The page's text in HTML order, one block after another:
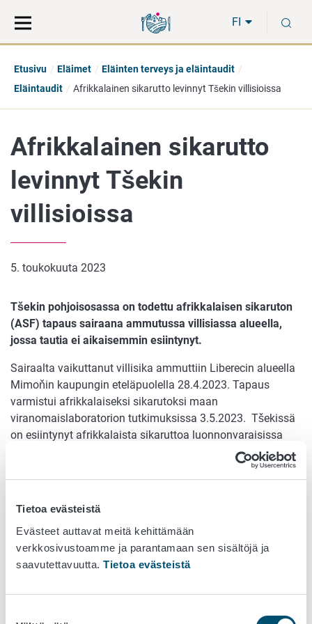
Tietoa evästeistä
Evästeet auttavat meitä kehittämään
verkkosivustoamme ja parantamaan sen sisältöjä ja
saavutettavuutta. Tietoa evästeistä
suoraan
sisältöön
koko
sivuston
FI
Etusivu Eläimet
Eläinten terveys ja eläintaudit
Eläintaudit
Afrikkalainen sikarutto levinnyt Tšekin villisioissa
Afrikkalainen sikarutto
levinnyt Tšekin
villisioissa
5. toukokuuta 2023
Tšekin pohjoisosassa on todettu afrikkalaisen sikaruton
(ASF) tapaus sairaana ammutussa villisiassa alueella,
jossa tautia ei aikaisemmin esiintynyt.
Sairaalta vaikuttanut villisika ammuttiin Liberecin alueella
Mimoňin kaupungin eteläpuolella 28.4.2023. Tapaus
varmistui afrikkalaiseksi sikarutoksi maan
viranomaislaboratorion tutkimuksissa 3.5.2023. Tšekissä
on esiintynyt afrikkalaista sikaruttoa luonnonvaraisissa
villisioissa maan pohjoisosassa viime vuoden marraskuun
lopulta lähtien, minä aikana tautia on todettu muutamissa
villisikatapaus on kuitenkin noin 60 km päässä lähimmistä
ulkopuolisella metsäisellä alueella. Löytöpaikan vieressä
kulkee maantie ja lähistöllä sijaitsee lentokenttä ja
luonnonsuojelualueita. Uuden tautitapauksen sijainnin